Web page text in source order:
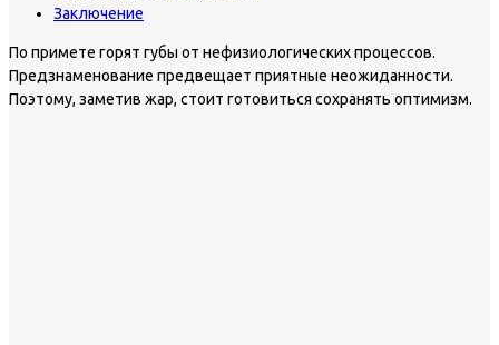
Заключение
По примете горят губы от нефизиологических процессов.
Предзнаменование предвещает приятные неожиданности.
Поэтому, заметив жар, стоит готовиться сохранять оптимизм.